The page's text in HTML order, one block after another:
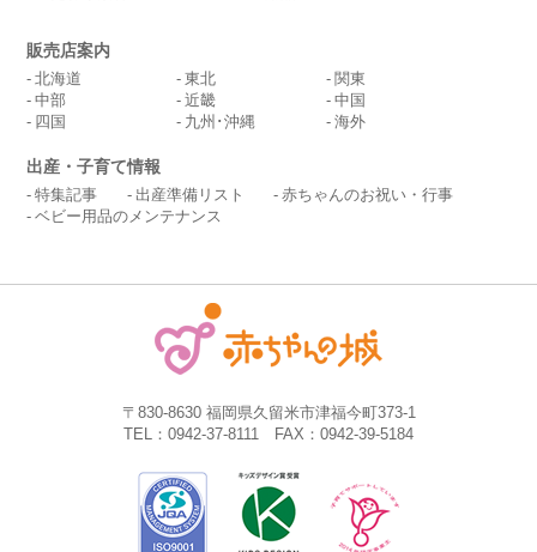
販売店案内
北海道 東北
関東
中部
近畿
中国
四国
九州･沖縄 海外
出産・子育て情報
特集記事 出産準備リスト
赤ちゃんのお祝い・行事
ベビー用品のメンテナンス
〒830-8630 福岡県久留米市津福今町373-1
TEL：0942-37-8111 FAX：0942-39-5184